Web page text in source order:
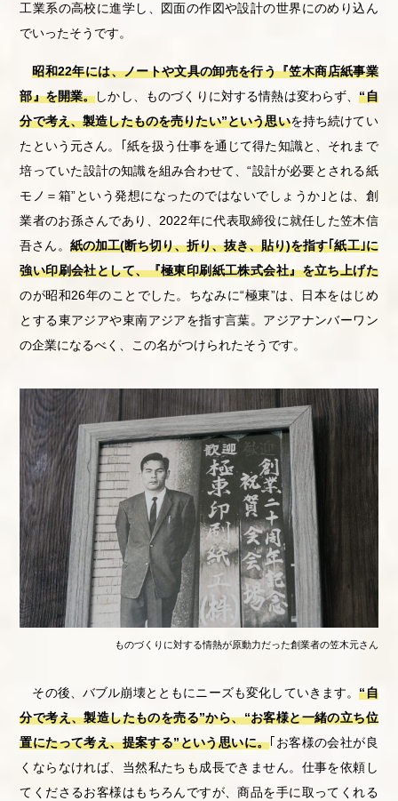
工業系の高校に進学し、図面の作図や設計の世界にのめり込ん
でいったそうです。
昭和22年には、ノートや文具の卸売を行う『笠木商店紙事業
部』を開業。しかし、ものづくりに対する情熱は変わらず、“自
分で考え、製造したものを売りたい”という思いを持ち続けてい
たという元さん。｢紙を扱う仕事を通じて得た知識と、それまで
培っていた設計の知識を組み合わせて、“設計が必要とされる紙
モノ＝箱”という発想になったのではないでしょうか｣とは、創
業者のお孫さんであり、2022年に代表取締役に就任した笠木信
吾さん。 紙の加工(断ち切り、折り、抜き、貼り)を指す｢紙工｣に
強い印刷会社として、『極東印刷紙工株式会社』を立ち上げた
のが昭和26年のことでした。ちなみに“極東”は、日本をはじめ
とする東アジアや東南アジアを指す言葉。アジアナンバーワン
の企業になるべく、この名がつけられたそうです。
ものづくりに対する情熱が原動力だった創業者の笠木元さん
その後、バブル崩壊とともにニーズも変化していきます。“自
分で考え、製造したものを売る”から、“お客様と一緒の立ち位
置にたって考え、提案する”という思いに。 ｢お客様の会社が良
くならなければ、当然私たちも成長できません。仕事を依頼し
てくださるお客様はもちろんですが、商品を手に取ってくれる